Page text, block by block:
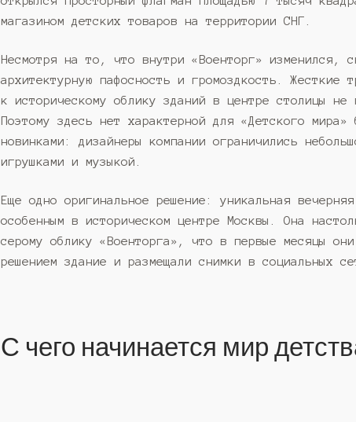
магазином детских товаров на территории СНГ.
Несмотря на то, что внутри «Военторг» изменился,
архитектурную пафосность и громоздкость. Жесткие
к историческому облику зданий в центре столицы не
Поэтому здесь нет характерной для «Детского
новинками: дизайнеры компании ограничились
игрушками и музыкой.
Еще одно оригинальное решение: уникальная
особенным в историческом центре Москвы. Она
серому облику «Военторга», что в первые месяцы
решением здание и размещали снимки в социальных
С чего начинается мир